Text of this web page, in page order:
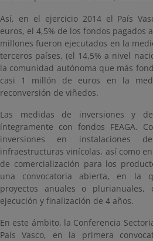
Así, en el ejercicio 2014 el País
euros, el 4,5% de los fondos pagados
millones fueron ejecutados en la
terceros países, (el 14,5% a nivel
la comunidad autónoma que más
casi 1 millón de euros en la
reconversión de viñedos.
Las medidas de inversiones y
íntegramente con fondos FEAGA.
inversiones en instalaciones
infraestructuras vinícolas, así como
de comercialización para los
una convocatoria abierta, en la
proyectos anuales o
ejecución y finalización de 4 años.
En este ámbito, la Conferencia
País Vasco, en la primera